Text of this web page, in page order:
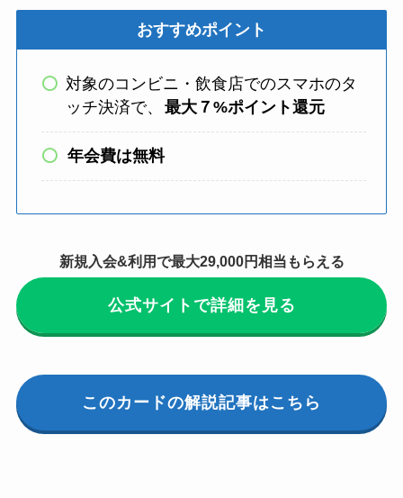
おすすめポイント
対象のコンビニ・飲食店でのスマホのタ
ッチ決済で、
最大７%ポイント還元
年会費は無料
新規入会&利用で最大29,000円相当もらえる
公式サイトで詳細を見る
このカードの解説記事はこちら